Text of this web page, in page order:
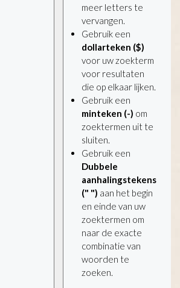
meer letters te
vervangen.
Gebruik een
dollarteken ($)
voor uw zoekterm
voor resultaten
die op elkaar lijken.
Gebruik een
minteken (-) om
zoektermen uit te
sluiten.
Gebruik een
Dubbele
aanhalingstekens
(" ") aan het begin
en einde van uw
zoektermen om
naar de exacte
combinatie van
woorden te
zoeken.